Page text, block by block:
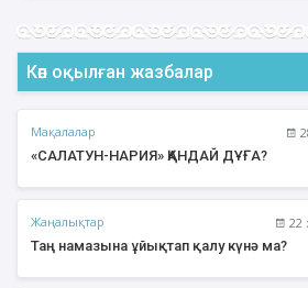
Көп оқылған жазбалар
Мақалалар
«САЛАТУН-НАРИЯ» ҚАНДАЙ ДҰҒА?
Жаңалықтар 22
Таң намазына ұйықтап қалу күнә ма?